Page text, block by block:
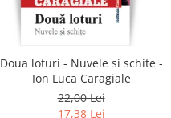
Doua loturi - Nuvele si schite -
Ion Luca Caragiale
22,00 Lei
17,38 Lei